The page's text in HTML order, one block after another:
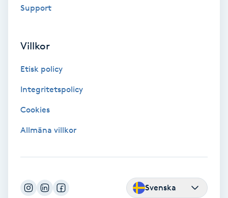
Fotsvamp
Fotvård
Fransar
Fransfärgning
Fransförlängning
Fransförlängning Megavolym
Support
Villkor
Etisk policy
Integritetspolicy
Cookies
Allmäna villkor
Svenska